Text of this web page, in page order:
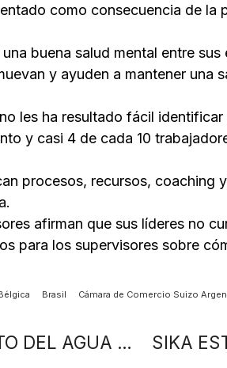
como consecuencia de
buena salud mental entre
y ayuden a mantener
les ha resultado fácil
y casi 4 de cada 10
procesos, recursos,
afirman que sus líderes no
para los supervisores sobre
Brasil Cámara de Comercio Suizo
ACCIONES POSITIVAS: «APROVECHAMIENTO DEL AGUA DE LLUVIA PARA RIEGO»